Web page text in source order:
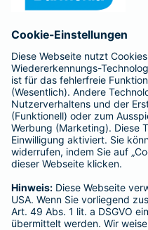
Barmenia ist Teil
Kranken-